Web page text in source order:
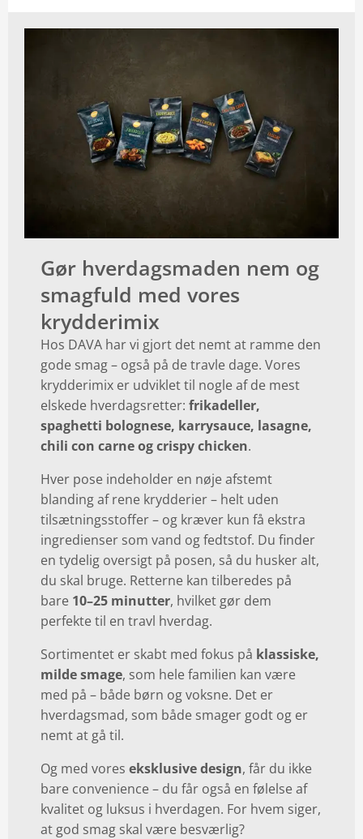
Gør hverdagsmaden nem og
smagfuld med vores
krydderimix
Hos DAVA har vi gjort det nemt at ramme den
gode smag – også på de travle dage. Vores
krydderimix er udviklet til nogle af de mest
elskede hverdagsretter: frikadeller,
spaghetti bolognese, karrysauce, lasagne,
chili con carne og crispy chicken.
Hver pose indeholder en nøje afstemt
blanding af rene krydderier – helt uden
tilsætningsstoffer – og kræver kun få ekstra
ingredienser som vand og fedtstof. Du finder
en tydelig oversigt på posen, så du husker alt,
du skal bruge. Retterne kan tilberedes på
bare 10–25 minutter, hvilket gør dem
perfekte til en travl hverdag.
Sortimentet er skabt med fokus på klassiske,
milde smage, som hele familien kan være
med på – både børn og voksne. Det er
hverdagsmad, som både smager godt og er
nemt at gå til.
Og med vores eksklusive design, får du ikke
bare convenience – du får også en følelse af
kvalitet og luksus i hverdagen. For hvem siger,
at god smag skal være besværlig?